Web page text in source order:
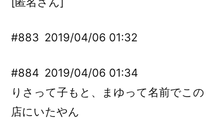
#883 2019/04/06 01:32
#884 2019/04/06 01:34
りさって子もと、まゆって名前でこの
店にいたやん